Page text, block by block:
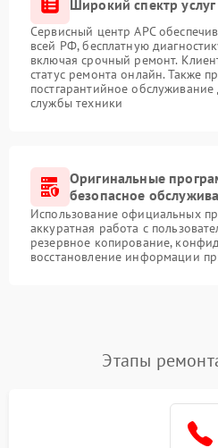
Широкий спектр услуг
Сервисный центр APC
всей РФ, бесплатную
включая срочный ремонт.
статус ремонта онлайн. Также
постгарантийное
службы техники
Оригинальные
безопасное
Использование официальных
аккуратная работа с
резервное копирование,
восстановление информации
Этапы